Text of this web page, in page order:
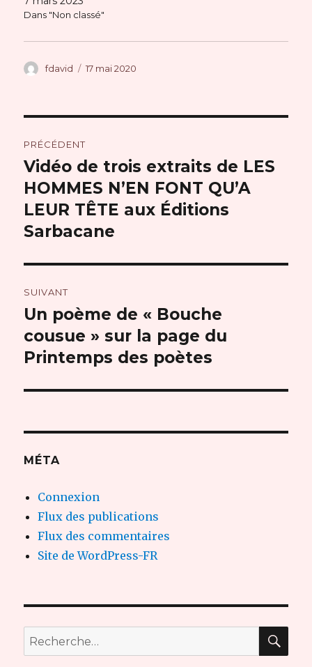
Dans "Non classé"
Auteur
fdavid
Publié
17 mai 2020
de
l’article
PRÉCÉDENT
Publication
précédente :
Vidéo de trois extraits de LES
HOMMES N’EN FONT QU’A
LEUR TÊTE aux Éditions
Sarbacane
SUIVANT
Publication
suivante :
Un poème de « Bouche
cousue » sur la page du
Printemps des poètes
MÉTA
Connexion
Flux des publications
Flux des commentaires
Site de WordPress-FR
Recherche
pour :